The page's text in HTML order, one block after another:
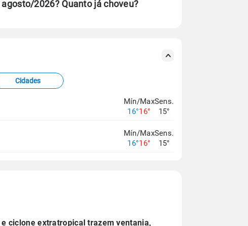
2026? Quanto já choveu?
Cidades
Mín/Max
16°16°
Sens.
15°
Mín/Max
16°16°
Sens.
15°
ciclone extratropical trazem ventania,